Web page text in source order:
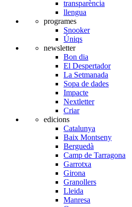
transparència
llengua
programes
Snooker
Úniqs
newsletter
Bon dia
El Despertador
La Setmanada
Sopa de dades
Impacte
Nextletter
Criar
edicions
Catalunya
Baix Montseny
Berguedà
Camp de Tarragona
Garrotxa
Girona
Granollers
Lleida
Manresa